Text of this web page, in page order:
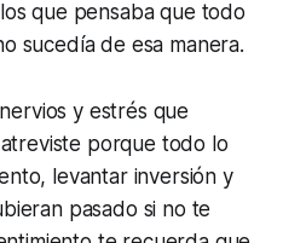
que pensaba que todo
sucedía de esa manera.
y estrés que
porque todo lo
levantar inversión y
pasado si no te